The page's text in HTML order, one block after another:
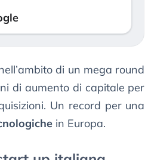
di un mega round
di aumento di capitale per
Un record per una
in Europa.
2026